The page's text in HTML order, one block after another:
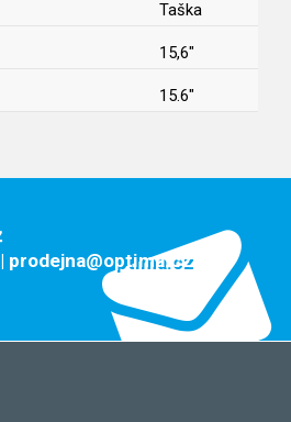
Taška
15,6"
15.6"
| prodejna@optima.cz